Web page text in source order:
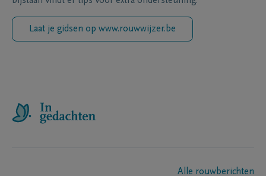
Laat je gidsen op www.rouwwijzer.be
Alle rouwberichten